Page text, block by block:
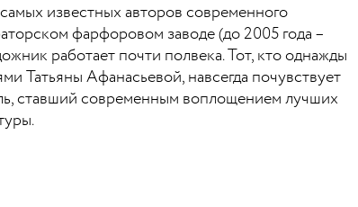
известных авторов современного
фарфоровом заводе (до 2005 года –
работает почти полвека. Тот, кто однажды
Татьяны Афанасьевой, навсегда почувствует
ставший современным воплощением лучших